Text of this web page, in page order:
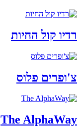
רדיו קול החיות
צ'ופרים פלוס
The AlphaWay